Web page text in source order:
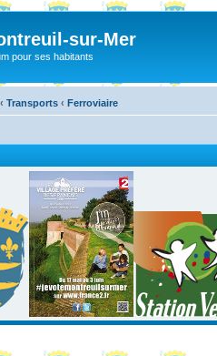
sur-Mer
pour ses habitants
‹ Transports ‹ Ferroviaire